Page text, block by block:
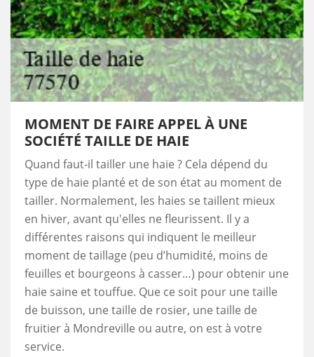
MOMENT DE FAIRE APPEL À UNE
SOCIÉTÉ TAILLE DE HAIE
Quand faut-il tailler une haie ? Cela dépend du
type de haie planté et de son état au moment de
tailler. Normalement, les haies se taillent mieux
en hiver, avant qu'elles ne fleurissent. Il y a
différentes raisons qui indiquent le meilleur
moment de taillage (peu d’humidité, moins de
feuilles et bourgeons à casser…) pour obtenir une
haie saine et touffue. Que ce soit pour une taille
de buisson, une taille de rosier, une taille de
fruitier à Mondreville ou autre, on est à votre
service.